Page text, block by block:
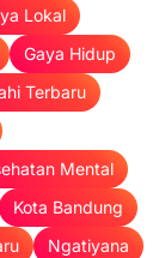
Lokal
Gaya Hidup
Terbaru
Mental
Kota Bandung
Ngatiyana